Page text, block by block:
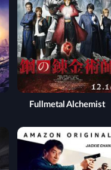
Fullmetal Alchemist